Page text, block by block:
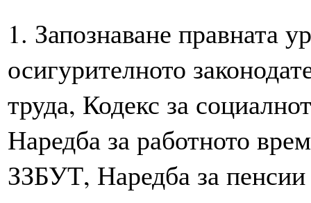
1. Запознаване правната
осигурителното
труда, Кодекс за
Наредба за работното
ЗЗБУТ, Наредба за